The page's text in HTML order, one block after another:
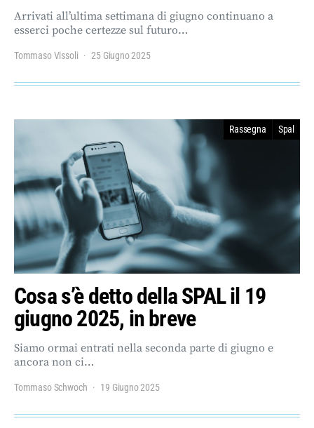
Arrivati all’ultima settimana di giugno continuano a
esserci poche certezze sul futuro…
Tommaso Vissoli 25 Giugno 2025
Rassegna Spal
Cosa s’è detto della SPAL il 19
giugno 2025, in breve
Siamo ormai entrati nella seconda parte di giugno e
ancora non ci…
Tommaso Schwoch 19 Giugno 2025